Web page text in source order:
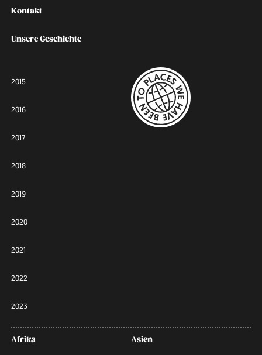
Kontakt
Unsere Geschichte
2015
2016
2017
2018
2019
2020
2021
2022
2023
Afrika
Asien